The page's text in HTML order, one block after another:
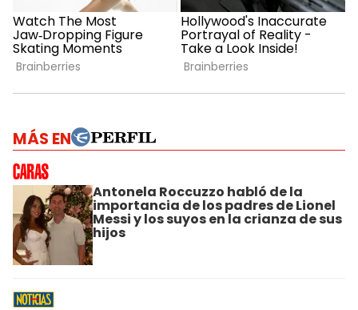
MÁS EN
Antonela Roccuzzo habló de la
importancia de los padres de Lionel
Messi y los suyos en la crianza de sus
hijos